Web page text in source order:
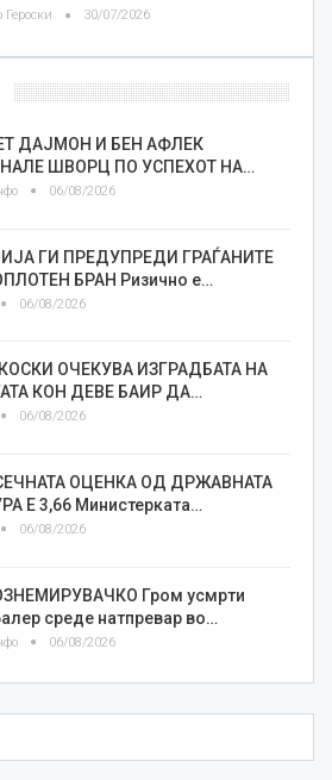
Героски 30/07/2026
ДАЈМОН И БЕН АФЛЕК
ШВОРЦ ПО УСПЕХОТ НА…
06/08/2026
ГИ ПРЕДУПРЕДИ ГРАЃАНИТЕ
БРАН Ризично е…
06/08/2026
ОЧЕКУВА ИЗГРАДБАТА НА
КОН ДЕВЕ БАИР ДА…
06/08/2026
ОЦЕНКА ОД ДРЖАВНАТА
Е 3,66 Министерката…
06/08/2026
Гром усмрти
среде натпревар во…
06/08/2026